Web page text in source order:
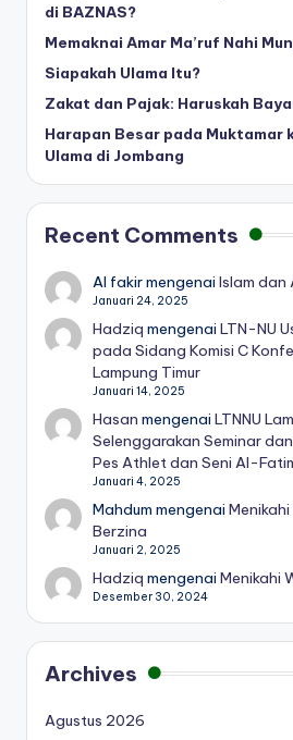
di BAZNAS?
Memaknai Amar Ma’ruf Nahi
Siapakah Ulama Itu?
Zakat dan Pajak: Haruskah
Harapan Besar pada Muktamar
Ulama di Jombang
Recent Comments
Al fakirmengenaiIslam dan
Januari 24, 2025
Hadziq mengenaiLTN-NU
pada Sidang Komisi C
Lampung Timur
Januari 14, 2025
Hasan mengenaiLTNNU
Selenggarakan Seminar
Pes Athlet dan Seni Al-
Januari 4, 2025
Mahdum mengenai
Berzina
Januari 2, 2025
Hadziq mengenaiMenikahi
Desember 30, 2024
Archives
Agustus 2026